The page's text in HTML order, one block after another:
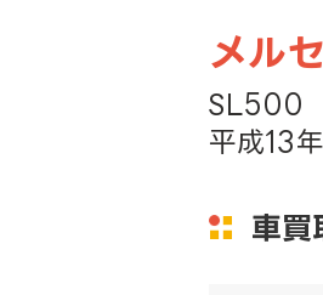
メル
SL500
平成13
車買